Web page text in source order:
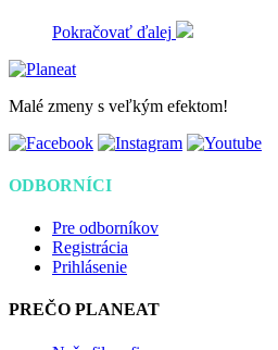
Pokračovať ďalej
Malé zmeny s veľkým efektom!
ODBORNÍCI
Pre odborníkov
Registrácia
Prihlásenie
PREČO PLANEAT